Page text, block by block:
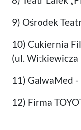
9) Ośrodek
10) Cukiernia
(ul. Witkiewicza
11) GalwaMed
12) Firma